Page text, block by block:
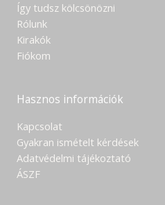
Így tudsz kölcsönözni
Rólunk
Kirakók
Fiókom
Hasznos információk
Kapcsolat
Gyakran ismételt kérdések
Adatvédelmi tájékoztató
ÁSZF